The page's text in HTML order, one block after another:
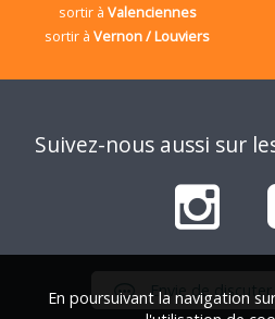
sortir à Valenciennes
sortir àVernon / Louviers
Suivez-nous aussi sur
Envie de discuter
En poursuivant la navigation